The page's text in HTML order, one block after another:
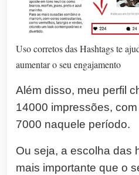
Uso corretos das Hashtags te
aumentar o seu engajamento
Além disso, meu perfil
14000 impressões,
7000 naquele período.
Ou seja, a escolha das
mais importante que o